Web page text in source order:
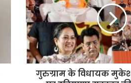
गुरुग्राम के विधायक